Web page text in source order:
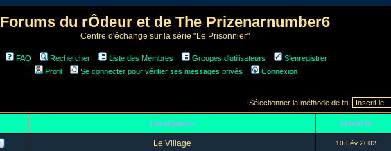
Forums du rÔdeur et de The Prizenarnumber6
Centre d'échange sur la série "Le Prisonnier"
FAQ Rechercher Liste des Membres Groupes d'utilisateurs
S'enregistrer
Profil
Se connecter pour vérifier ses messages privés Connexion
Sélectionner la méthode de tri:
Localisation Inscrit le
Le Village 10 Fév 2002